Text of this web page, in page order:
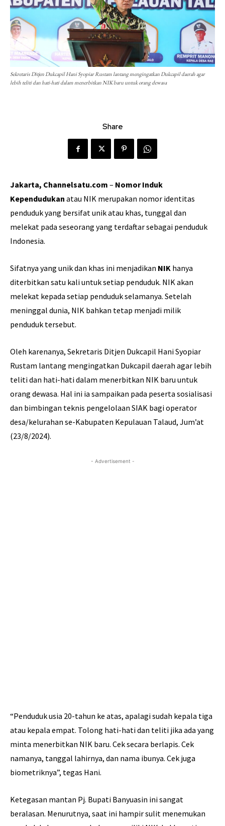
Sekretaris Ditjen Dukcapil Hani Syopiar Rustam lantang mengingatkan Dukcapil daerah agar
lebih teliti dan hati-hati dalam menerbitkan NIK baru untuk orang dewasa
Share
Jakarta, Channelsatu.com – Nomor Induk
Kependudukan atau NIK merupakan nomor identitas
penduduk yang bersifat unik atau khas, tunggal dan
melekat pada seseorang yang terdaftar sebagai penduduk
Indonesia.
Sifatnya yang unik dan khas ini menjadikan NIK hanya
diterbitkan satu kali untuk setiap penduduk. NIK akan
melekat kepada setiap penduduk selamanya. Setelah
meninggal dunia, NIK bahkan tetap menjadi milik
penduduk tersebut.
Oleh karenanya, Sekretaris Ditjen Dukcapil Hani Syopiar
Rustam lantang mengingatkan Dukcapil daerah agar lebih
teliti dan hati-hati dalam menerbitkan NIK baru untuk
orang dewasa. Hal ini ia sampaikan pada peserta sosialisasi
dan bimbingan teknis pengelolaan SIAK bagi operator
desa/kelurahan se-Kabupaten Kepulauan Talaud, Jum’at
(23/8/2024).
- Advertisement -
“Penduduk usia 20-tahun ke atas, apalagi sudah kepala tiga
atau kepala empat. Tolong hati-hati dan teliti jika ada yang
minta menerbitkan NIK baru. Cek secara berlapis. Cek
namanya, tanggal lahirnya, dan nama ibunya. Cek juga
biometriknya”, tegas Hani.
Ketegasan mantan Pj. Bupati Banyuasin ini sangat
beralasan. Menurutnya, saat ini hampir sulit menemukan